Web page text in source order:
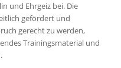
und Ehrgeiz bei. Die
gefördert und
gerecht zu werden,
Trainingsmaterial und